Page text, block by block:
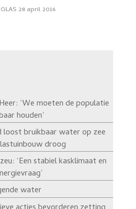
28 april 2016
‘We moeten de populatie
houden’
loost bruikbaar water op zee
droog
‘Een stabiel kasklimaat en
water